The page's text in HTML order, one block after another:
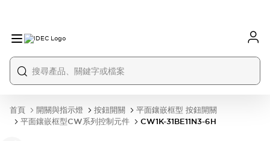
首頁 開關與指示燈 按鈕開關
平面鑲嵌框型 按鈕開關
平面鑲嵌框型CW系列控制元件
CW1K-31BE11N3-6H